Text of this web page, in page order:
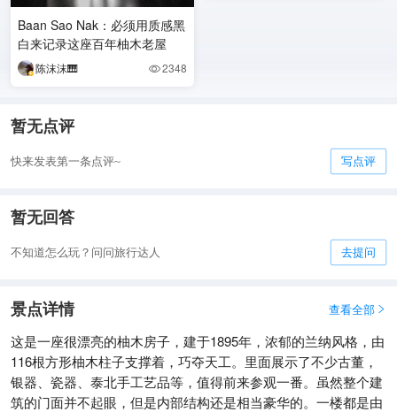
Baan Sao Nak：必须用质感黑
白来记录这座百年柚木老屋
陈沫沫🎹 2348
暂无点评
快来发表第一条点评~ 写点评
暂无回答
不知道怎么玩？问问旅行达人 去提问
景点详情 查看全部 
这是一座很漂亮的柚木房子，建于1895年，浓郁的兰纳风格，由
116根方形柚木柱子支撑着，巧夺天工。里面展示了不少古董，
银器、瓷器、泰北手工艺品等，值得前来参观一番。虽然整个建
筑的门面并不起眼，但是内部结构还是相当豪华的。一楼都是由